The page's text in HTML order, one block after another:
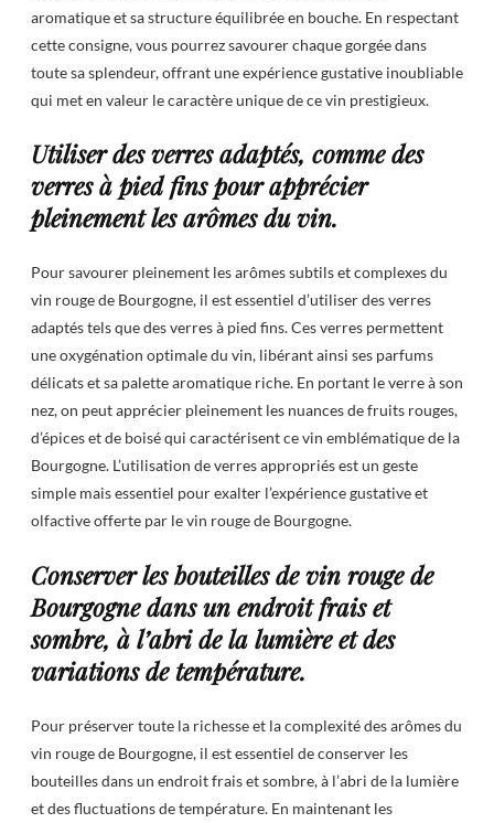
aromatique et sa structure équilibrée en bouche. En respectant
cette consigne, vous pourrez savourer chaque gorgée dans
toute sa splendeur, offrant une expérience gustative inoubliable
qui met en valeur le caractère unique de ce vin prestigieux.
Utiliser des verres adaptés, comme des
verres à pied fins pour apprécier
pleinement les arômes du vin.
Pour savourer pleinement les arômes subtils et complexes du
vin rouge de Bourgogne, il est essentiel d’utiliser des verres
adaptés tels que des verres à pied fins. Ces verres permettent
une oxygénation optimale du vin, libérant ainsi ses parfums
délicats et sa palette aromatique riche. En portant le verre à son
nez, on peut apprécier pleinement les nuances de fruits rouges,
d’épices et de boisé qui caractérisent ce vin emblématique de la
Bourgogne. L’utilisation de verres appropriés est un geste
simple mais essentiel pour exalter l’expérience gustative et
olfactive offerte par le vin rouge de Bourgogne.
Conserver les bouteilles de vin rouge de
Bourgogne dans un endroit frais et
sombre, à l’abri de la lumière et des
variations de température.
Pour préserver toute la richesse et la complexité des arômes du
vin rouge de Bourgogne, il est essentiel de conserver les
bouteilles dans un endroit frais et sombre, à l’abri de la lumière
et des fluctuations de température. En maintenant les